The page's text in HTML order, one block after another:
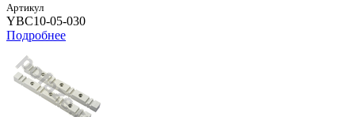
Артикул
YBC10-05-030
Подробнее